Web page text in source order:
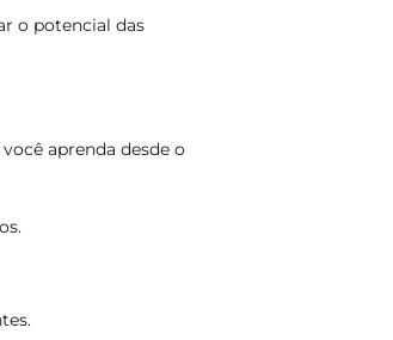
o potencial das
aprenda desde o